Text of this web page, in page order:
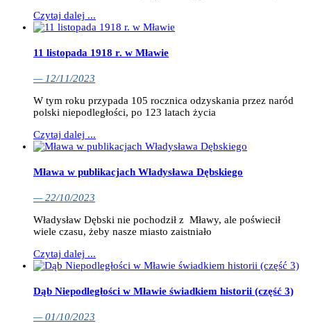
Czytaj dalej ...
11 listopada 1918 r. w Mławie
— 12/11/2023
W tym roku przypada 105 rocznica odzyskania przez naród
polski niepodległości, po 123 latach życia
Czytaj dalej ...
Mława w publikacjach Władysława Dębskiego
— 22/10/2023
Władysław Dębski nie pochodził z Mławy, ale poświecił
wiele czasu, żeby nasze miasto zaistniało
Czytaj dalej ...
Dąb Niepodległości w Mławie świadkiem historii (część 3)
— 01/10/2023